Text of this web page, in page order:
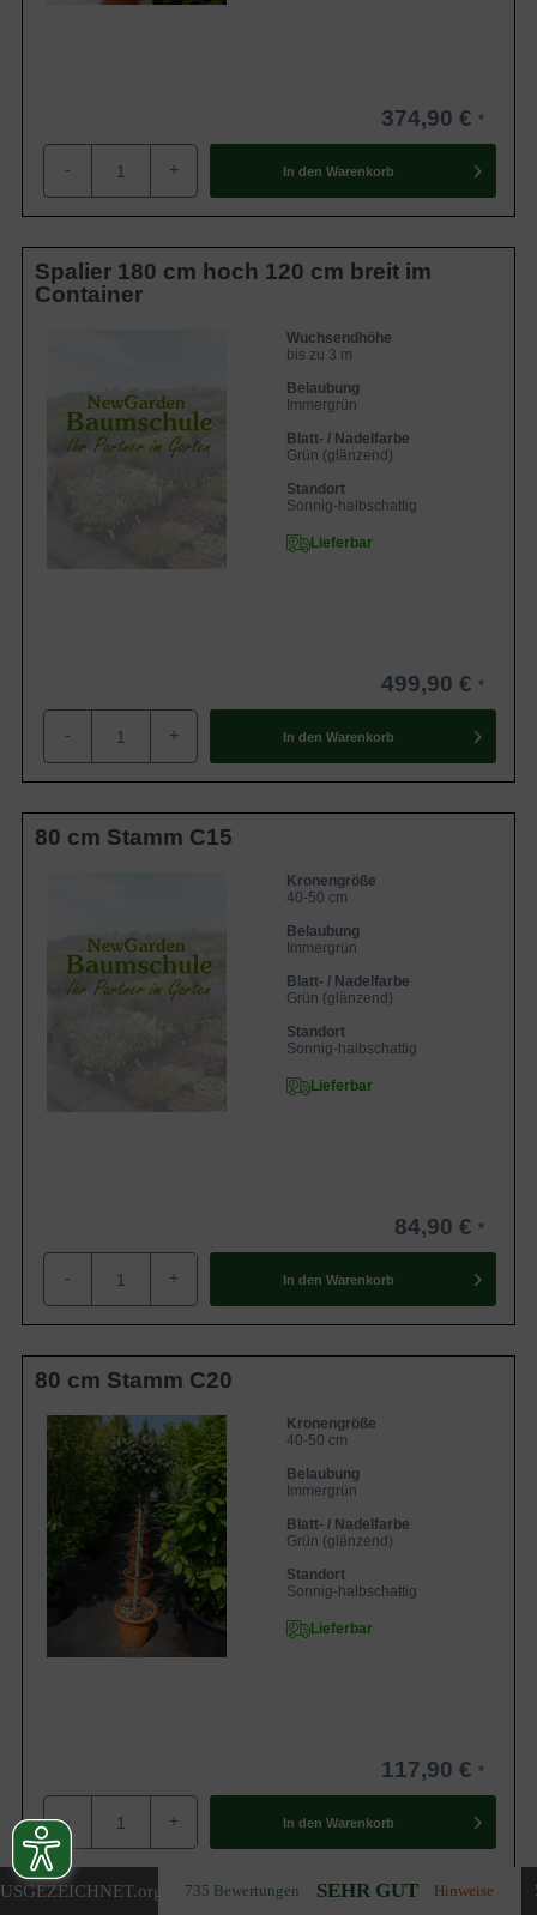
.org 735 Bewertungen SEHR GUT Hinweise
374,90 €
- + In den Warenkorb
Spalier 180 cm hoch 120 cm breit im
Container
Wuchsendhöhe
bis zu 3 m
Belaubung
Immergrün
Blatt- / Nadelfarbe
Grün (glänzend)
Standort
Sonnig-halbschattig
Lieferbar
499,90 €
- + In den Warenkorb
80 cm Stamm C15
Kronengröße
40-50 cm
Belaubung
Immergrün
Blatt- / Nadelfarbe
Grün (glänzend)
Standort
Sonnig-halbschattig
Lieferbar
84,90 €
- + In den Warenkorb
80 cm Stamm C20
Kronengröße
40-50 cm
Belaubung
Immergrün
Blatt- / Nadelfarbe
Grün (glänzend)
Standort
Sonnig-halbschattig
Lieferbar
117,90 €
- + In den Warenkorb